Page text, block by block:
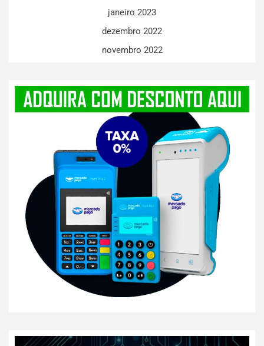
janeiro 2023
dezembro 2022
novembro 2022